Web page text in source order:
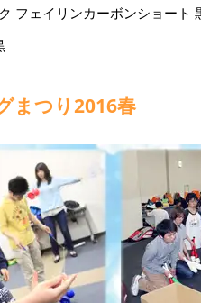
フェイリンカーボンショート
まつり2016春